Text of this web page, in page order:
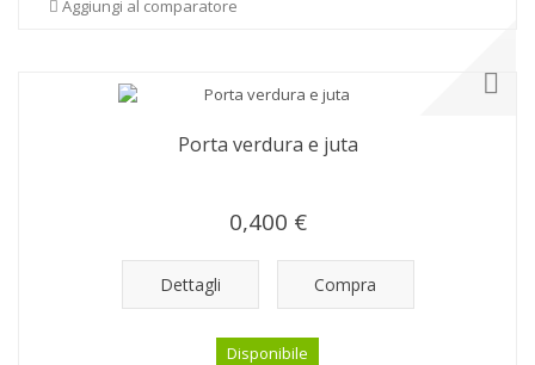
Aggiungi al comparatore
Porta verdura e juta
0,400 €
Dettagli Compra
Disponibile